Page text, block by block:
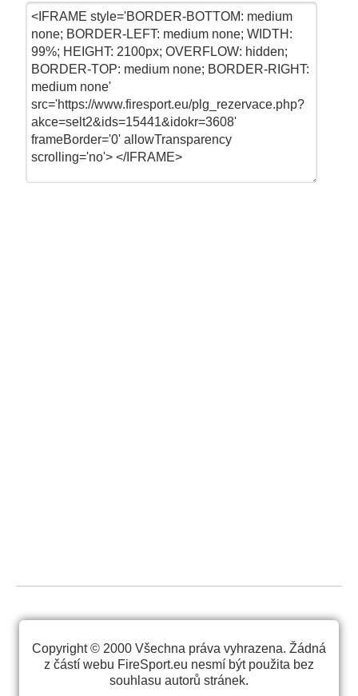
Copyright © 2000 Všechna práva vyhrazena. Žádná
z částí webu FireSport.eu nesmí být použita bez
souhlasu autorů stránek.